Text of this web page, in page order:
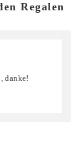
Regalen
danke!